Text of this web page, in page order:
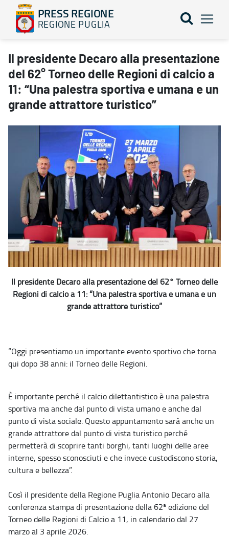
PRESS REGIONE
REGIONE PUGLIA
Il presidente Decaro alla presentazione del 62° Torneo delle
Il presidente Decaro alla presentazione
del 62° Torneo delle Regioni di calcio a
11: “Una palestra sportiva e umana e un
grande attrattore turistico”
Il presidente Decaro alla presentazione del 62° Torneo delle
Regioni di calcio a 11: “Una palestra sportiva e umana e un
grande attrattore turistico”
“Oggi presentiamo un importante evento sportivo che torna
qui dopo 38 anni: il Torneo delle Regioni.
È importante perché il calcio dilettantistico è una palestra
sportiva ma anche dal punto di vista umano e anche dal
punto di vista sociale. Questo appuntamento sarà anche un
grande attrattore dal punto di vista turistico perché
permetterà di scoprire tanti borghi, tanti luoghi delle aree
interne, spesso sconosciuti e che invece custodiscono storia,
cultura e bellezza”.
Così il presidente della Regione Puglia Antonio Decaro alla
conferenza stampa di presentazione della 62ª edizione del
Torneo delle Regioni di Calcio a 11, in calendario dal 27
marzo al 3 aprile 2026.